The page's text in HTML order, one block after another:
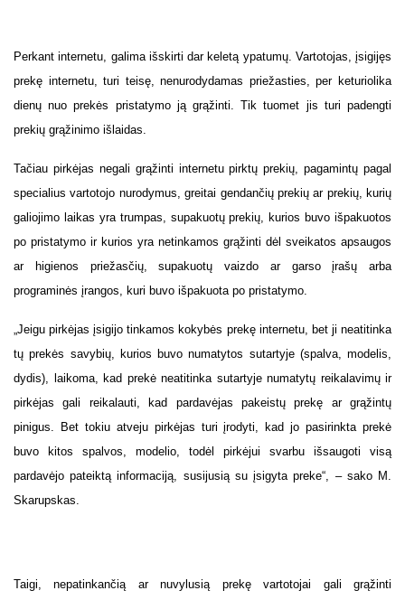
Perkant internetu, galima išskirti dar keletą ypatumų. Vartotojas, įsigijęs
prekę internetu, turi teisę, nenurodydamas priežasties, per keturiolika
dienų nuo prekės pristatymo ją grąžinti. Tik tuomet jis turi padengti
prekių grąžinimo išlaidas.
Tačiau pirkėjas negali grąžinti internetu pirktų prekių, pagamintų pagal
specialius vartotojo nurodymus, greitai gendančių prekių ar prekių, kurių
galiojimo laikas yra trumpas, supakuotų prekių, kurios buvo išpakuotos
po pristatymo ir kurios yra netinkamos grąžinti dėl sveikatos apsaugos
ar higienos priežasčių, supakuotų vaizdo ar garso įrašų arba
programinės įrangos, kuri buvo išpakuota po pristatymo.
„Jeigu pirkėjas įsigijo tinkamos kokybės prekę internetu, bet ji neatitinka
tų prekės savybių, kurios buvo numatytos sutartyje (spalva, modelis,
dydis), laikoma, kad prekė neatitinka sutartyje numatytų reikalavimų ir
pirkėjas gali reikalauti, kad pardavėjas pakeistų prekę ar grąžintų
pinigus. Bet tokiu atveju pirkėjas turi įrodyti, kad jo pasirinkta prekė
buvo kitos spalvos, modelio, todėl pirkėjui svarbu išsaugoti visą
pardavėjo pateiktą informaciją, susijusią su įsigyta preke“, – sako M.
Skarupskas.
Taigi, nepatinkančią ar nuvylusią prekę vartotojai gali grąžinti